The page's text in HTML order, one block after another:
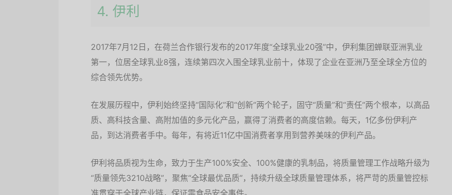
4. 伊利
2017年7月12日，在荷兰合作银行发布的2017年度“全球乳业20强”中，伊利集团蝉联亚洲乳业
第一，位居全球乳业8强，连续第四次入围全球乳业前十，体现了企业在亚洲乃至全球全方位的
综合领先优势。
在发展历程中，伊利始终坚持“国际化”和“创新”两个轮子，固守“质量”和“责任”两个根本，以高品
质、高科技含量、高附加值的多元化产品，赢得了消费者的高度信赖。每天，1亿多份伊利产
品，到达消费者手中。每年，有将近11亿中国消费者享用到营养美味的伊利产品。
伊利将品质视为生命，致力于生产100%安全、100%健康的乳制品，将质量管理工作战略升级为
“质量领先3210战略”，聚焦“全球最优品质”，持续升级全球质量管理体系，将严苛的质量管控标
准贯穿于全球产业链，保证零食品安全事件。